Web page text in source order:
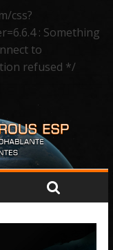
css?
: Something
to
refused */